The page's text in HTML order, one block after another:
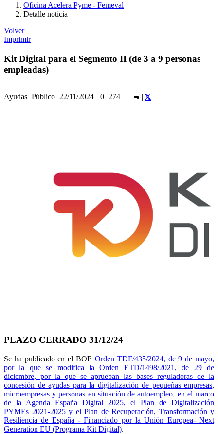
Oficina Acelera Pyme - Femeval
Detalle noticia
Volver
Imprimir
Kit Digital para el Segmento II (de 3 a 9 personas
empleadas)
Ayudas Público 22/11/2024 0 274 ||
PLAZO CERRADO 31/12/24
Se ha publicado en el BOE Orden TDF/435/2024, de 9 de mayo,
por la que se modifica la Orden ETD/1498/2021, de 29 de
diciembre, por la que se aprueban las bases reguladoras de la
concesión de ayudas para la digitalización de pequeñas empresas,
microempresas y personas en situación de autoempleo, en el marco
de la Agenda España Digital 2025, el Plan de Digitalización
PYMEs 2021-2025 y el Plan de Recuperación, Transformación y
Resiliencia de España - Financiado por la Unión Europea- Next
Generation EU (Programa Kit Digital).